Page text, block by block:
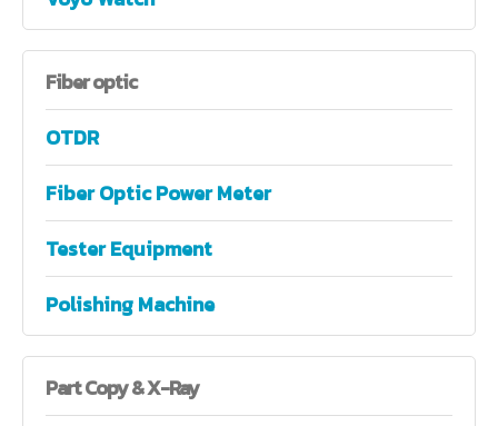
Fiberoptic
OTDR
Fiber Optic Power Meter
Tester Equipment
Polishing Machine
PartCopy & X-Ray